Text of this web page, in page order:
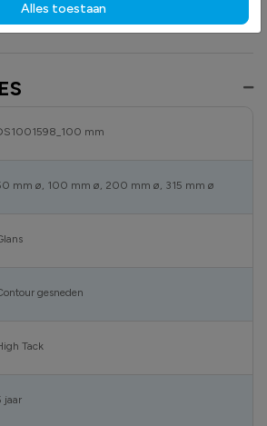
en professioneel te markeren.
mm
mm ø, 100 mm ø, 200 mm ø, 315 mm ø
gesneden
Tack
jaar
Alles toestaan